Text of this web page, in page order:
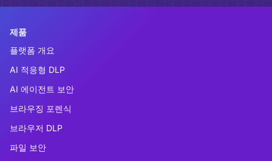
제품
플랫폼 개요
AI 적응형 DLP
AI 에이전트 보안
브라우징 포렌식
브라우저 DLP
파일 보안